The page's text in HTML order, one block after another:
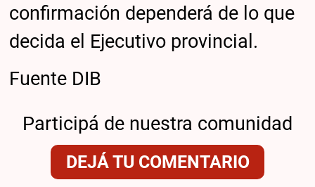
confirmación dependerá de lo que
decida el Ejecutivo provincial.
Fuente DIB
Participá de nuestra comunidad
DEJÁ TU COMENTARIO